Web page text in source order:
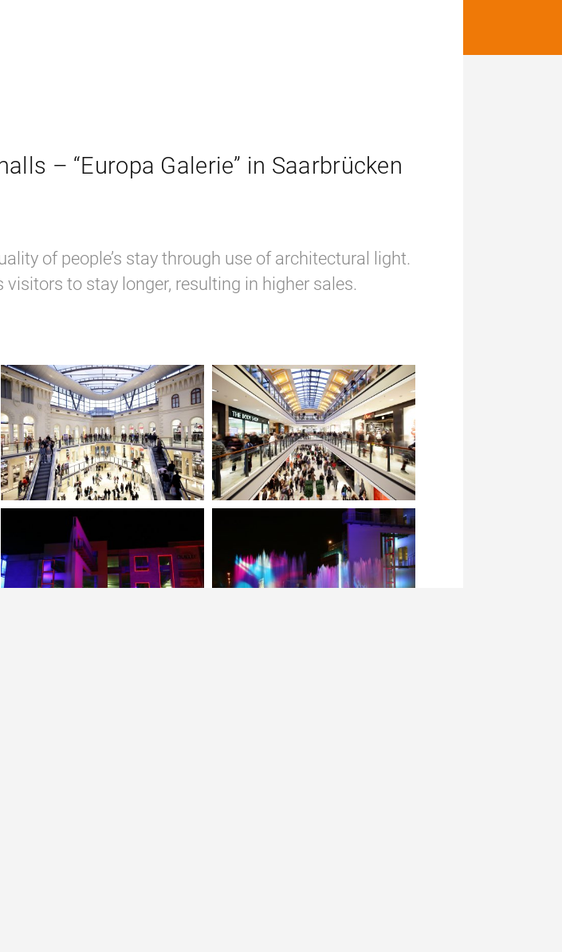
– “Europa Galerie” in Saarbrücken
of people’s stay through use of architectural light.
to stay longer, resulting in higher sales.